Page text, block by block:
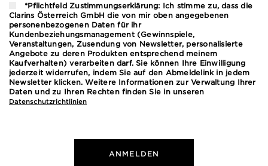
*Pflichtfeld Zustimmungserklärung: Ich stimme zu, dass die
Clarins Österreich GmbH die von mir oben angegebenen
personenbezogenen Daten für ihr
Kundenbeziehungsmanagement (Gewinnspiele,
Veranstaltungen, Zusendung von Newsletter, personalisierte
Angebote zu deren Produkten entsprechend meinem
Kaufverhalten) verarbeiten darf. Sie können Ihre Einwilligung
jederzeit widerrufen, indem Sie auf den Abmeldelink in jedem
Newsletter klicken. Weitere Informationen zur Verwaltung Ihrer
Daten und zu Ihren Rechten finden Sie in unseren
Datenschutzrichtlinien
ANMELDEN